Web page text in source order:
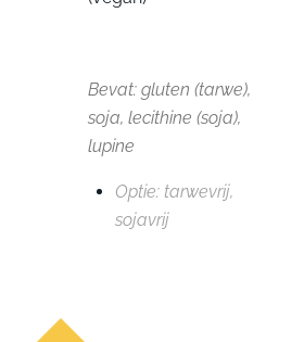
Bevat: gluten (tarwe),
soja, lecithine (soja),
lupine
Optie: tarwevrij,
sojavrij